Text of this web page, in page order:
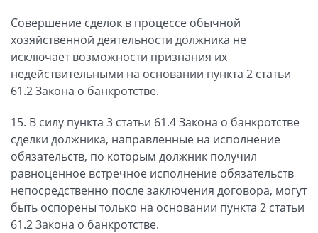
Совершение сделок в процессе обычной
хозяйственной деятельности должника не
исключает возможности признания их
недействительными на основании пункта 2 статьи
61.2 Закона о банкротстве.
15. В силу пункта 3 статьи 61.4 Закона о банкротстве
сделки должника, направленные на исполнение
обязательств, по которым должник получил
равноценное встречное исполнение обязательств
непосредственно после заключения договора, могут
быть оспорены только на основании пункта 2 статьи
61.2 Закона о банкротстве.